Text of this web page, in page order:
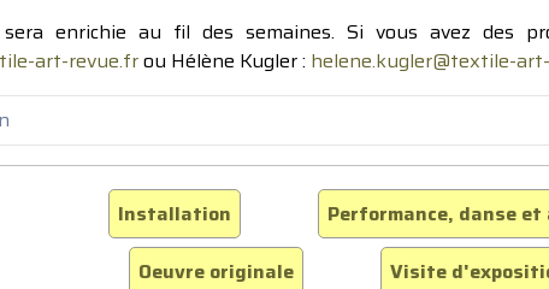
enrichie au fil des semaines. Si vous avez des
art-revue.frou Hélène Kugler : helene.kugler@textile-
Installation Performance, danse
Oeuvre originale
Visite